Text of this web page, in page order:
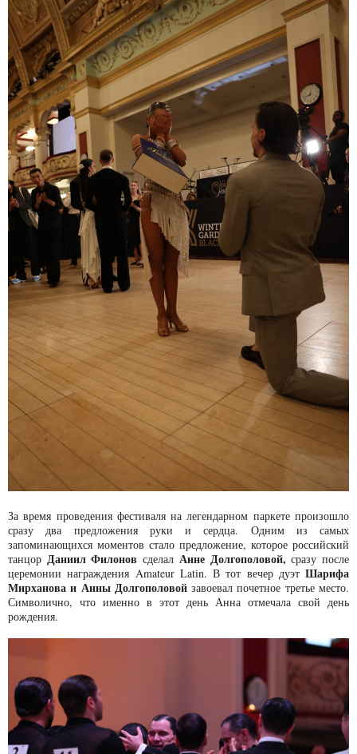
За время проведения фестиваля на легендарном паркете произошло
сразу два предложения руки и сердца. Одним из самых
запоминающихся моментов стало предложение, которое российский
танцор Даниил Филонов сделал Анне Долгополовой, сразу после
церемонии награждения Amateur Latin. В тот вечер дуэт Шарифа
Мирханова и Анны Долгополовойзавоевал почетное третье место.
Символично, что именно в этот день Анна отмечала свой день
рождения.